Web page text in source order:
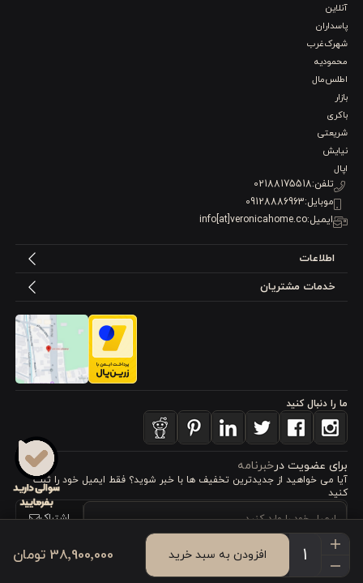
38٬900٬000 تومان افزودن به سبد خرید
آنلاین
پاسداران
شهرک‌غرب
محمودیه
اطلس‌مال
بازار
باکری
شریعتی
نیایش
اپال
تلفن:02188175518
موبایل:09128886963
ایمیل:info[at]veronicahome.co
اطلاعات
خدمات مشتریان
ما را دنبال کنید
برای عضویت درخبرنامه
آیا می خواهید از جدید‌ترین تخفیف‌ ها با‌ خبر شوید؟ فقط ایمیل خود را ثبت
کنید
اشتراک
طراحی، توسعه و اجرای فروشگاه اینترنتی توسط:
Powered by nopCommerce